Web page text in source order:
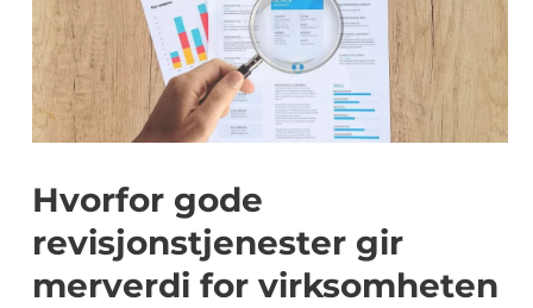
Hvorfor gode
revisjonstjenester gir
merverdi for virksomheten